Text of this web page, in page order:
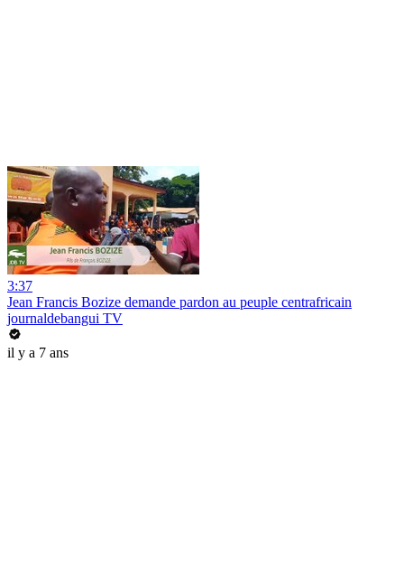
3:37
Jean Francis Bozize demande pardon au peuple centrafricain
journaldebangui TV
il y a 7 ans